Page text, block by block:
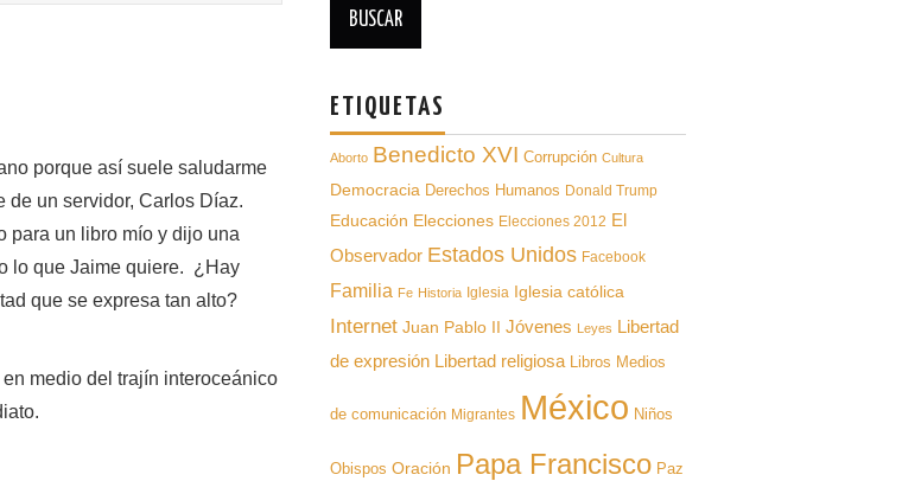
porque así suele saludarme
de un servidor, Carlos Díaz.
para un libro mío y dijo una
lo que Jaime quiere. ¿Hay
que se expresa tan alto?
medio del trajín interoceánico
ETIQUETAS
Aborto Benedicto XVI Corrupción Cultura
Democracia Derechos Humanos Donald Trump
Educación Elecciones Elecciones 2012 El
Observador Estados Unidos Facebook
Familia Fe Historia Iglesia Iglesia católica
Internet Juan Pablo II Jóvenes Leyes Libertad
de expresión Libertad religiosa Libros Medios
de comunicación Migrantes México Niños
Obispos Oración Papa Francisco Paz